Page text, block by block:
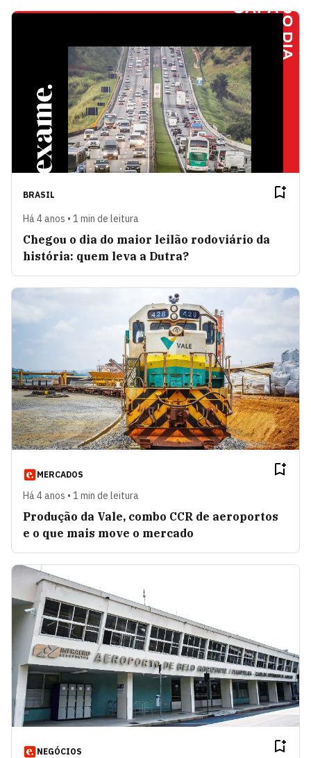
BRASIL
Há 4 anos • 1 min de leitura
Chegou o dia do maior leilão rodoviário da
história: quem leva a Dutra?
MERCADOS
Há 4 anos • 1 min de leitura
Produção da Vale, combo CCR de aeroportos
e o que mais move o mercado
NEGÓCIOS